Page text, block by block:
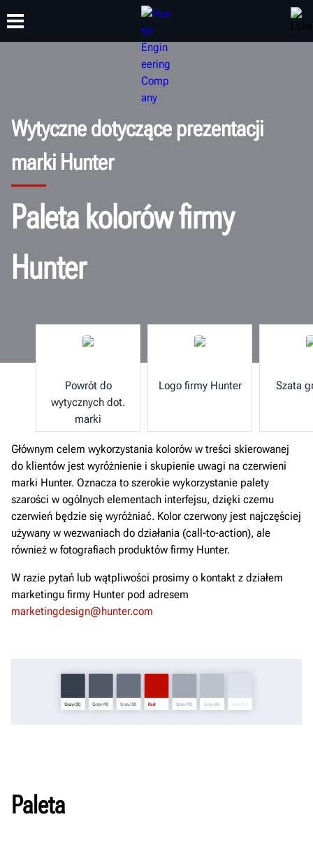
SZKOLENIA
Wytyczne dotyczące prezentacji
marki Hunter
Paleta kolorów firmy
Hunter
Powrót do
wytycznych dot.
marki
Logo firmy Hunter Szata
Głównym celem wykorzystania kolorów w treści skierowanej
do klientów jest wyróżnienie i skupienie uwagi na czerwieni
marki Hunter. Oznacza to szerokie wykorzystanie palety
szarości w ogólnych elementach interfejsu, dzięki czemu
czerwień będzie się wyróżniać. Kolor czerwony jest najczęściej
używany w wezwaniach do działania (call-to-action), ale
również w fotografiach produktów firmy Hunter.
W razie pytań lub wątpliwości prosimy o kontakt z działem
marketingu firmy Hunter pod adresem
marketingdesign@hunter.com
Paleta